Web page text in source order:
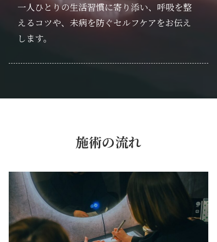
一人ひとりの生活習慣に寄り添い、呼吸を整
えるコツや、未病を防ぐセルフケアをお伝え
します。
施術の流れ